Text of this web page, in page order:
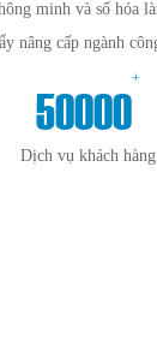
minh và số hóa
nâng cấp ngành
50000
+
Dịch vụ khách hàng